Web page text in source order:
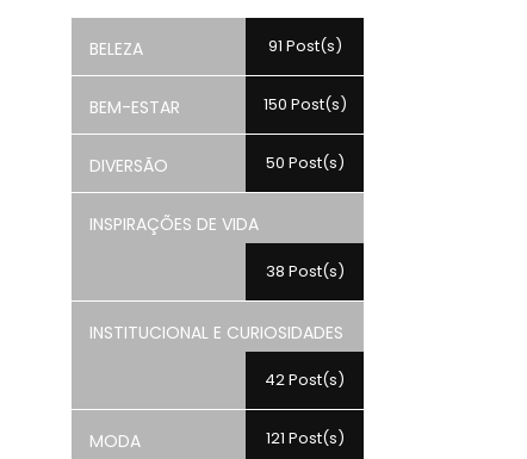
BELEZA 91 Post(s)
BEM-ESTAR 150 Post(s)
DIVERSÃO 50 Post(s)
INSPIRAÇÕES DE VIDA
38 Post(s)
INSTITUCIONAL E CURIOSIDADES
42 Post(s)
MODA 121 Post(s)